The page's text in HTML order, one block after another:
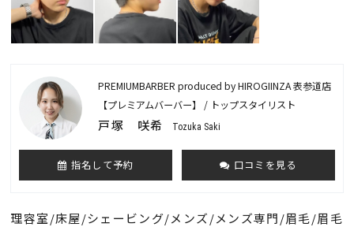
PREMIUMBARBER produced by HIROGIINZA 表参道店
【プレミアムバーバー】 / トップスタイリスト
戸塚 咲希 Tozuka Saki
指名して予約 口コミを見る
理容室/床屋/シェービング/メンズ/メンズ専門/眉毛/眉毛